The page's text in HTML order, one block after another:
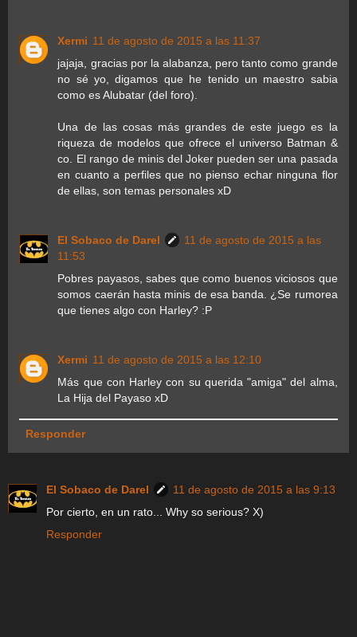
Xermi 11 de agosto de 2015 a las 11:37
jajaja, gracias por la alabanza, pero tanto como grande
no sé yo, digamos que he tenido un maestro sabia
como es Alubatar (del foro).
Una de las cosas más grandes de este juego es la
riqueza de modelos que ofrece el universo Batman &
co. El rango de minis del Joker pueden ser una pasada
en cuanto a perfiles que no pienso echar ninguna flor
de ellas, son temas personales xD
El Sobaco de Darel
11 de agosto de 2015 a las
11:53
Pobres payasos, sabes que como buenos viciosos que
somos caerán hasta minis de esa banda. ¿Se rumorea
que tienes algo con Harley? :P
Xermi 11 de agosto de 2015 a las 12:10
Más que con Harley con su querida "amiga" del alma,
La Hija del Payaso xD
Responder
El Sobaco de Darel
11 de agosto de 2015 a las 9:13
Por cierto, en un rato... Why so serious? X)
Responder